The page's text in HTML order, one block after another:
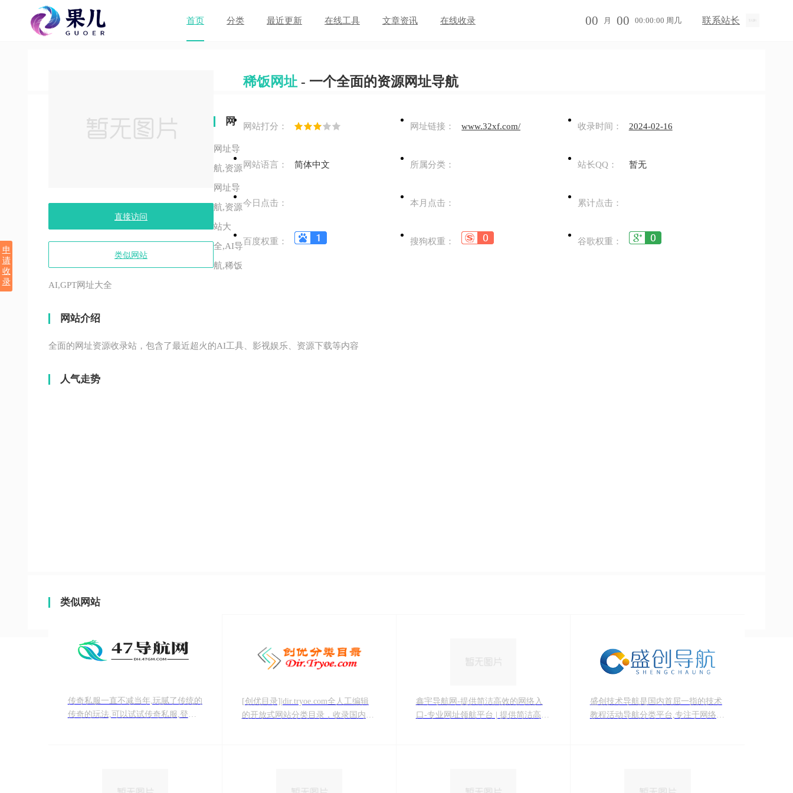
申
请
收
录
首页 分类 最近更新 在线工具 文章资讯 在线收录 00 月 00 00:00:00 周几 联系站长
直接访问
类似网站
稀饭网址 - 一个全面的资源网址导航
网站打分： 网址链接： www.32xf.com/ 收录时间： 2024-02-16
网站语言： 简体中文 所属分类： 站长QQ： 暂无
今日点击： 本月点击： 累计点击：
百度权重： 搜狗权重： 谷歌权重：
网
站
关
键
网址导
航,资源
网址导
航,资源
站大
全,AI导
航,稀饭
AI,GPT网址大全
网站介绍
全面的网址资源收录站，包含了最近超火的AI工具、影视娱乐、资源下载等内容
人气走势
类似网站
传奇私服一直不减当年,玩腻了传统的
传奇的玩法,可以试试传奇私服,登陆
[创优目录]|dir.tryoe.com全人工编辑
的开放式网站分类目录，收录国内
鑫宇导航网-提供简洁高效的网络入
口-专业网址领航平台 | 提供简洁高效
盛创技术导航是国内首屈一指的技术
教程活动导航分类平台,专注于网络技